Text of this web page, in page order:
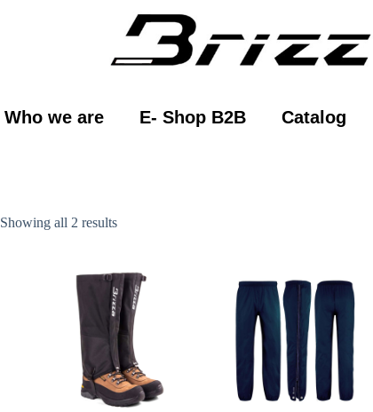
Who we are E- Shop B2B Catalog
Showing all 2 results